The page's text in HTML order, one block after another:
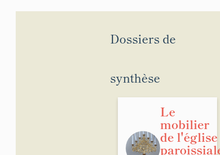
Dossiers de
synthèse
Le
mobilier
de l'église